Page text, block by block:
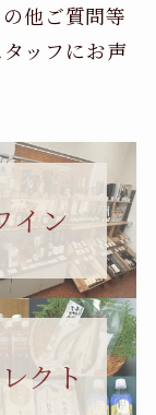
他ご質問等
ッフにお声
イン
クト